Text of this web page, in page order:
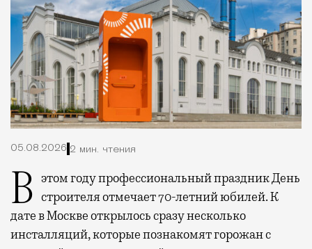
05.08.2026 2 мин. чтения
В этом году профессиональный праздник День строителя отмечает 70-летний юбилей. К
дате в Москве открылось сразу несколько
инсталляций, которые познакомят горожан с